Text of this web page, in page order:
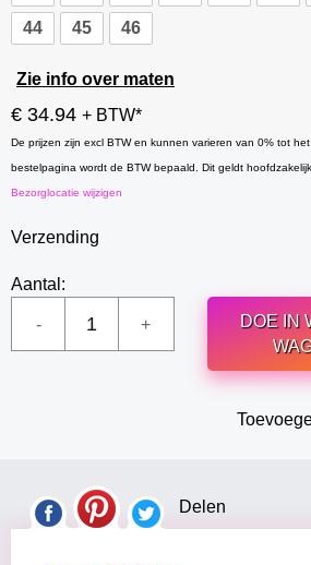
44 45 46
Zie info over maten
€ 34.94 + BTW*
De prijzen zijn excl BTW en kunnen varieren van 0% tot
bestelpagina wordt de BTW bepaald. Dit geldt
Bezorglocatie wijzigen
Verzending
Aantal:
DOE IN
Delen